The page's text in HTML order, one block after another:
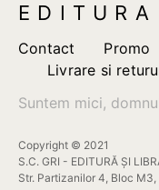
EDITURA
Contact Promo
Livrare si
Suntem mici,
Copyright © 2021
S.C. GRI - EDITURĂ ȘI
Str. Partizanilor 4, Bloc